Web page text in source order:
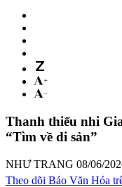
Thanh thiếu nhi
“Tìm về di sản”
NHƯ TRANG 08/06/
Theo dõi Báo Văn Hóa